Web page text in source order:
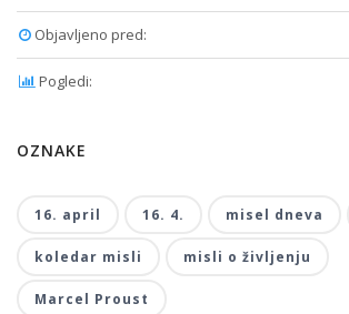
Objavljeno pred:
Pogledi:
OZNAKE
16. april 16. 4. misel dneva
koledar misli misli o življenju
Marcel Proust